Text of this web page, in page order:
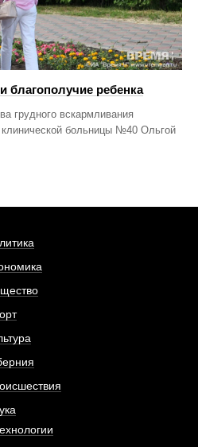
благополучие ребенка
грудного вскармливания
больницы №40 Ольгой